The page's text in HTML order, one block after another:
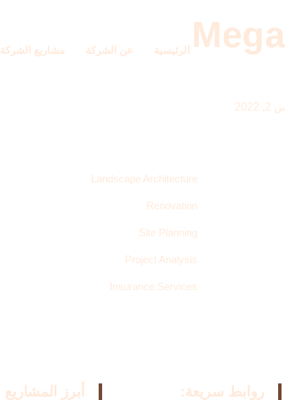
الرئيسية عن الشركة مشاريع الشركة
Landscape Architecture
Renovation
Site Planning
Project Analysis
Insurance Services
روابط سريعة: أبرز المشاريع